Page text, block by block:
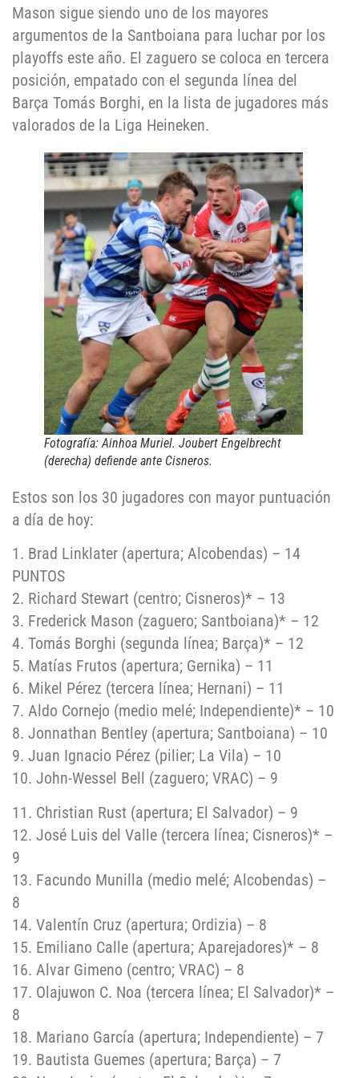
Mason sigue siendo uno de los mayores
argumentos de la Santboiana para luchar por los
playoffs este año. El zaguero se coloca en tercera
posición, empatado con el segunda línea del
Barça Tomás Borghi, en la lista de jugadores más
valorados de la Liga Heineken.
Fotografía: Ainhoa Muriel. Joubert Engelbrecht
(derecha) defiende ante Cisneros.
Estos son los 30 jugadores con mayor puntuación
a día de hoy:
1. Brad Linklater (apertura; Alcobendas) – 14
PUNTOS
2. Richard Stewart (centro; Cisneros)* – 13
3. Frederick Mason (zaguero; Santboiana)* – 12
4. Tomás Borghi (segunda línea; Barça)* – 12
5. Matías Frutos (apertura; Gernika) – 11
6. Mikel Pérez (tercera línea; Hernani) – 11
7. Aldo Cornejo (medio melé; Independiente)* – 10
8. Jonnathan Bentley (apertura; Santboiana) – 10
9. Juan Ignacio Pérez (pilier; La Vila) – 10
10. John-Wessel Bell (zaguero; VRAC) – 9
11. Christian Rust (apertura; El Salvador) – 9
12. José Luis del Valle (tercera línea; Cisneros)* –
9
13. Facundo Munilla (medio melé; Alcobendas) –
8
14. Valentín Cruz (apertura; Ordizia) – 8
15. Emiliano Calle (apertura; Aparejadores)* – 8
16. Alvar Gimeno (centro; VRAC) – 8
17. Olajuwon C. Noa (tercera línea; El Salvador)* –
8
18. Mariano García (apertura; Independiente) – 7
19. Bautista Guemes (apertura; Barça) – 7